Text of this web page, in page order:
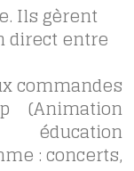
Ils gèrent
direct entre
commandes
(Animation
: concerts,